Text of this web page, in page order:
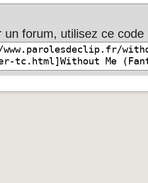
un forum, utilisez ce code